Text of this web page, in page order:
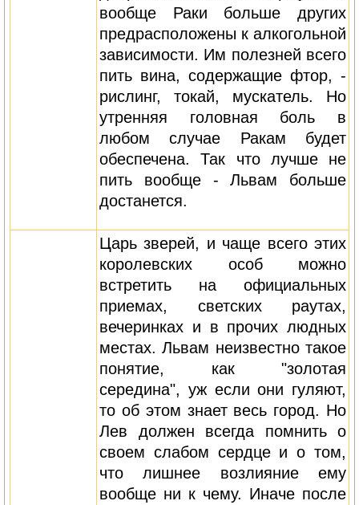
вообще Раки больше других
предрасположены к алкогольной
зависимости. Им полезней всего
пить вина, содержащие фтор, -
рислинг, токай, мускатель. Но
утренняя головная боль в
любом случае Ракам будет
обеспечена. Так что лучше не
пить вообще - Львам больше
достанется.
Царь зверей, и чаще всего этих
королевских особ можно
встретить на официальных
приемах, светских раутах,
вечеринках и в прочих людных
местах. Львам неизвестно такое
понятие, как "золотая
середина", уж если они гуляют,
то об этом знает весь город. Но
Лев должен всегда помнить о
своем слабом сердце и о том,
что лишнее возлияние ему
вообще ни к чему. Иначе после